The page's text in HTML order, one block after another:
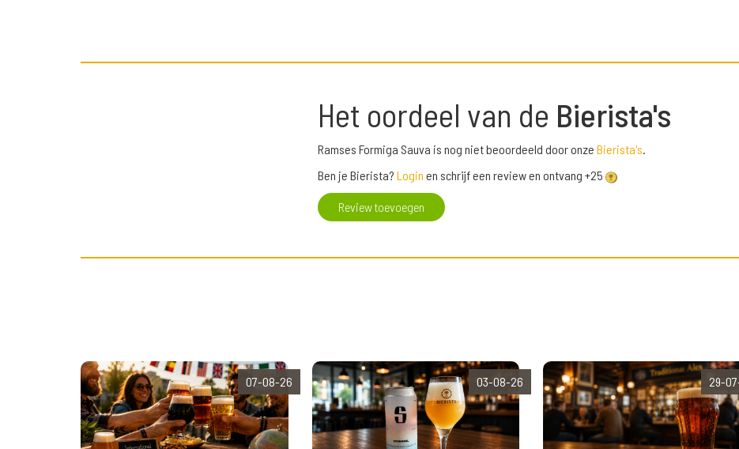
Het oordeel van de Bierista's
Ramses Formiga Sauva is nog niet beoordeeld door onze Bierista's.
Ben je Bierista? Login en schrijf een review en ontvang +25
Review toevoegen
07-08-26 03-08-26 29-